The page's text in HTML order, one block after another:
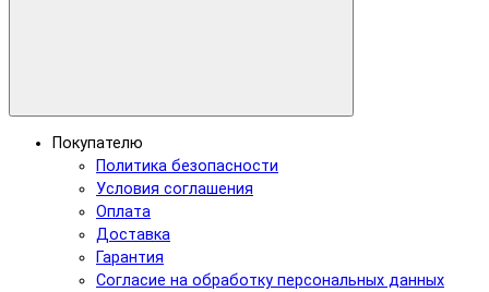
Покупателю
Политика безопасности
Условия соглашения
Оплата
Доставка
Гарантия
Согласие на обработку персональных данных